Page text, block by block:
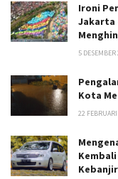
Ironi
Jakarta
5
Kota
22